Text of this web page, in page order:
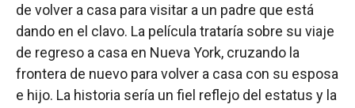
de volver a casa para visitar a un padre que está
dando en el clavo. La película trataría sobre su viaje
de regreso a casa en Nueva York, cruzando la
frontera de nuevo para volver a casa con su esposa
e hijo. La historia sería un fiel reflejo del estatus y la